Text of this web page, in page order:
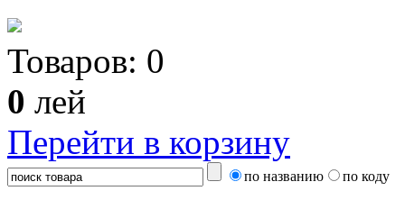
Товаров: 0
0 лей
Перейти в корзину
по названию по коду